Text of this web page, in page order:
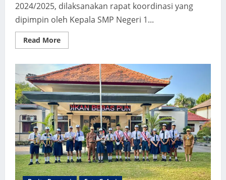
2024/2025, dilaksanakan rapat koordinasi yang
dipimpin oleh Kepala SMP Negeri 1...
Read MoreRead
more
Koordinasi
Persiapan
SAS
Ganjil
Tahun
Pelajaran
2024/2025